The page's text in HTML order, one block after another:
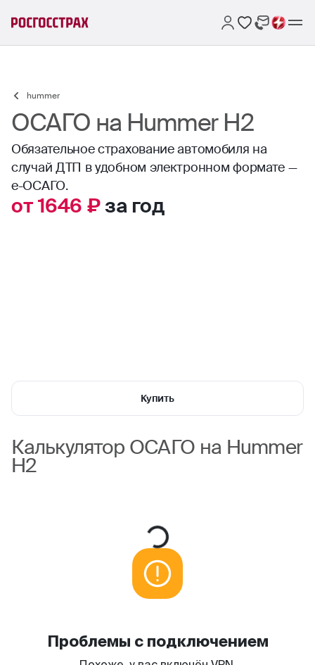
hummer
ОСАГО на Hummer H2
Обязательное страхование автомобиля на
случай ДТП в удобном электронном формате —
е-ОСАГО.
от 1646 ₽за год
Купить
Калькулятор ОСАГО на Hummer
H2